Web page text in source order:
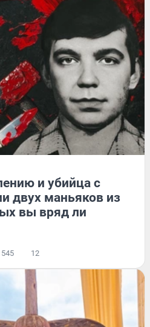
и убийца с
двух маньяков из
вы вряд ли
545 12